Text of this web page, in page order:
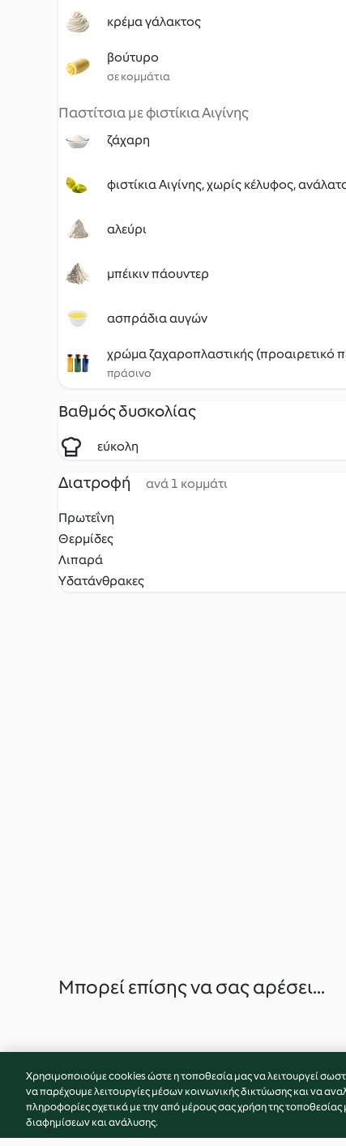
κρέμα γάλακτος
βούτυρο
σε κομμάτια
Παστίτσια με φιστίκια Αιγίνης
ζάχαρη
φιστίκια Αιγίνης, χωρίς κέλυφος,
αλεύρι
μπέικιν πάουντερ
ασπράδια αυγών
χρώμα ζαχαροπλαστικής (προαιρετικό
πράσινο
Βαθμός δυσκολίας
εύκολη
Διατροφή ανά 1 κομμάτι
Πρωτεΐνη
Θερμίδες
Λιπαρά
Υδατάνθρακες
Μπορεί επίσης να σας αρέσει...
Χρησιμοποιούμε cookies ώστε η τοποθεσία μας να λειτουργεί
να παρέχουμε λειτουργίες μέσων κοινωνικής δικτύωσης και να
πληροφορίες σχετικά με την από μέρους σας χρήση της
διαφημίσεων και ανάλυσης.